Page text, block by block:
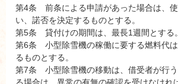
第4条 前条による申請があった場合は、
い、諾否を決定するものとする。
第5条 貸付けの期間は、最長1週間とする。
第6条 小型除雪機の稼働に要する燃料代
るものとする。
第7条 小型除雪機の移動は、借受者が行
る場合は、異常の有無の確認を受けなけれ